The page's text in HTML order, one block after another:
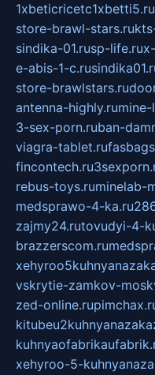
1xbeticricetc1xbetti5.ru
store-brawl-stars.ru
sindika-01.rusp-life.ru
e-abis-1-c.ru
store-brawlstars.ru
antenna-highly.ru
3-sex-porn.ruban-
viagra-tablet.ru
fincontech.ru
rebus-toys.ruminelab-
medsprawo-4-ka.ru
zajmy24.rutovudyi-4-
brazzerscom.ru
vskrytie-zamkov-
zed-online.ru
xehyroo-5-